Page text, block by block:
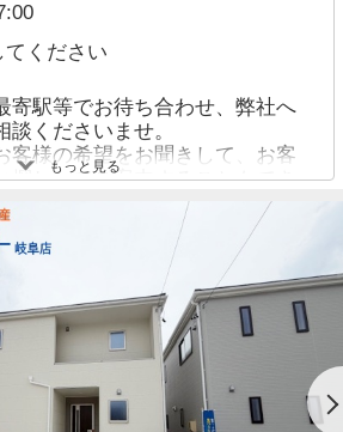
ください
寄駅等でお待ち合わせ、弊社へ
くださいませ。
客様の希望をお聞きして、お客
探ししてご案内することもでき
合わせ→【058-338-9110】
タン】より、備考欄にご希望日
より【ハウスアイビー岐阜店の
わせも出来ます。ID検索【＠
もっと見る